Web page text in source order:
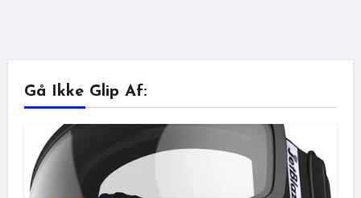
Gå Ikke Glip Af: